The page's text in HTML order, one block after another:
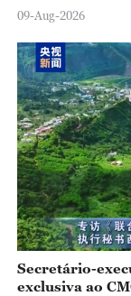
09-Aug-2026
Secretário-
exclusiva ao